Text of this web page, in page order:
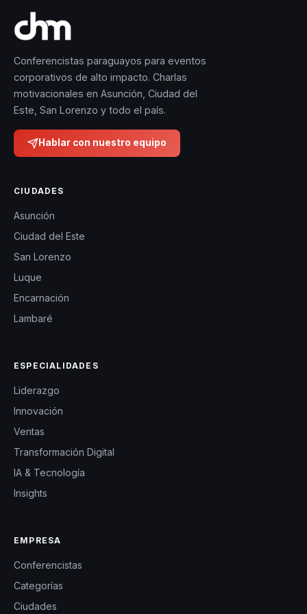
Conferencistas paraguayos para eventos
corporativos de alto impacto. Charlas
motivacionales en Asunción, Ciudad del
Este, San Lorenzo y todo el país.
Hablar con nuestro equipo
CIUDADES
Asunción
Ciudad del Este
San Lorenzo
Luque
Encarnación
Lambaré
ESPECIALIDADES
Liderazgo
Innovación
Ventas
Transformación Digital
IA & Tecnología
Insights
EMPRESA
Conferencistas
Categorías
Ciudades